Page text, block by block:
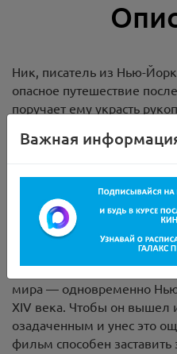
Ник, писатель из Нью-
опасное путешествие
поручает ему украсть
В это же время Данте в
Каждого из мужчин
время их одержимость
божественным.
Джулиан Шнабель,
важно, чтобы зритель
мира — одновременно
XIV века. Чтобы он вышел
озадаченным и унес это
фильм способен
Важная